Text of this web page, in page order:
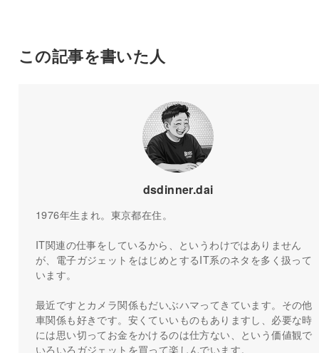
この記事を書いた人
dsdinner.dai
1976年生まれ。東京都在住。
IT関連の仕事をしているから、というわけではありません
が、電子ガジェットをはじめとするIT系のネタを多く扱って
います。
最近ですとカメラ関係もだいぶハマってきています。その他
車関係も好きです。安くていいものもありますし、必要な時
には思い切ってお金をかけるのは仕方ない、という価値観で
いろいろガジェットを買って楽しんでいます。